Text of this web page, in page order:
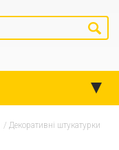
Декоративні штукатурки